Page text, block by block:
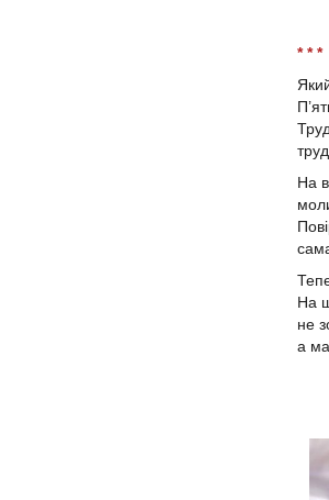
* * *
На
На
не
а